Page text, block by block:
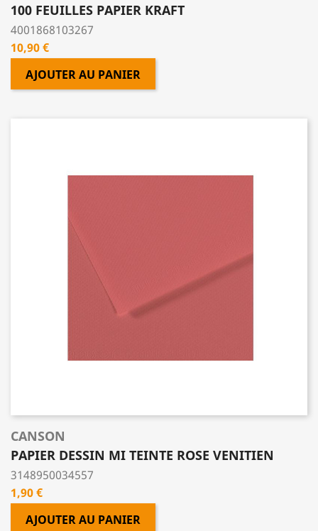
100 FEUILLES PAPIER KRAFT
4001868103267
Prix
10,90 €
AJOUTER AU PANIER
CANSON
PAPIER DESSIN MI TEINTE ROSE VENITIEN
3148950034557
Prix
1,90 €
AJOUTER AU PANIER